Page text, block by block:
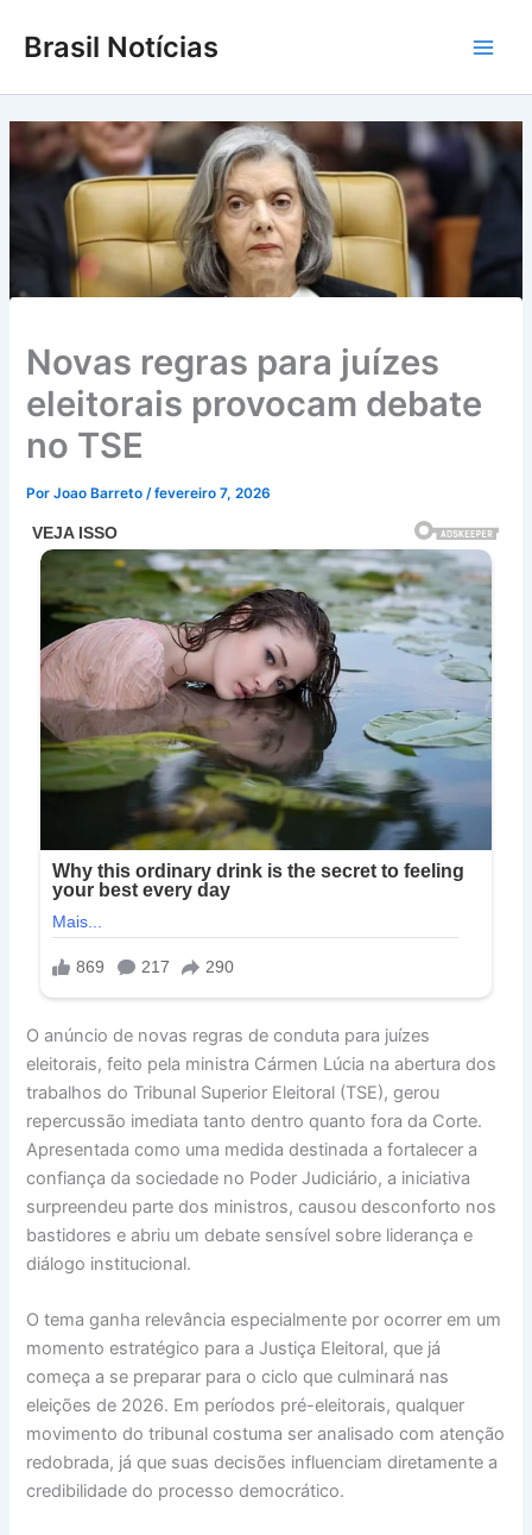
para
conteúdo
Brasil Notícias
Novas regras para juízes
eleitorais provocam debate
no TSE
PorJoao Barreto /fevereiro 7, 2026
O anúncio de novas regras de conduta para juízes
eleitorais, feito pela ministra Cármen Lúcia na abertura dos
trabalhos do Tribunal Superior Eleitoral (TSE), gerou
repercussão imediata tanto dentro quanto fora da Corte.
Apresentada como uma medida destinada a fortalecer a
confiança da sociedade no Poder Judiciário, a iniciativa
surpreendeu parte dos ministros, causou desconforto nos
bastidores e abriu um debate sensível sobre liderança e
diálogo institucional.
O tema ganha relevância especialmente por ocorrer em um
momento estratégico para a Justiça Eleitoral, que já
começa a se preparar para o ciclo que culminará nas
eleições de 2026. Em períodos pré-eleitorais, qualquer
movimento do tribunal costuma ser analisado com atenção
redobrada, já que suas decisões influenciam diretamente a
credibilidade do processo democrático.